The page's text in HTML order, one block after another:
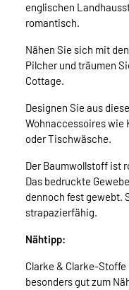
englischen
romantisch.
Nähen Sie sich mit
Pilcher und träumen
Cottage.
Designen Sie aus
Wohnaccessoires wie
oder Tischwäsche.
Der Baumwollstoff ist
Das bedruckte
dennoch fest gewebt.
strapazierfähig.
Nähtipp:
Clarke & Clarke-
besonders gut zum